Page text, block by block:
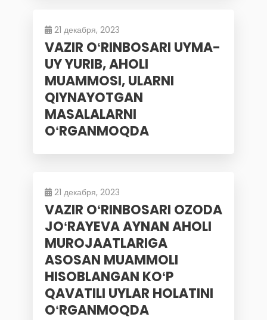
21 декабря, 2023
VAZIR OʻRINBOSARI UYMA-
UY YURIB, AHOLI
MUAMMOSI, ULARNI
QIYNAYOTGAN
MASALALARNI
OʻRGANMOQDA
21 декабря, 2023
VAZIR OʻRINBOSARI OZODA
JOʻRAYEVA AYNAN AHOLI
MUROJAATLARIGA
ASOSAN MUAMMOLI
HISOBLANGAN KOʻP
QAVATILI UYLAR HOLATINI
OʻRGANMOQDA